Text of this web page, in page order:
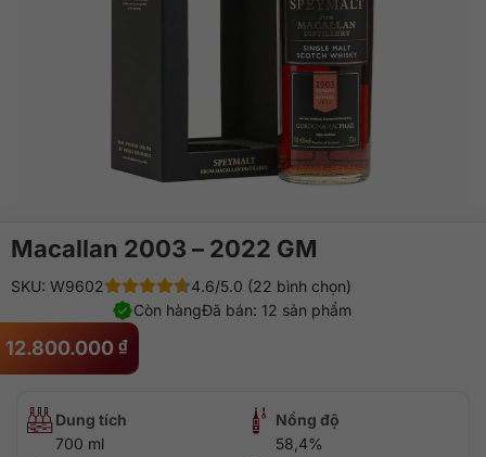
Macallan 2003 – 2022 GM
12.800.000 ₫
SKU: W9602
4.6/5.0 (22 bình chọn)
Đã bán: 12 sản phẩm
Còn hàng
Dung tích
700 ml
Nồng độ
58,4%